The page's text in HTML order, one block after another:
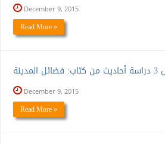
December 9, 2015
Read More »
December 9, 2015
Read More »